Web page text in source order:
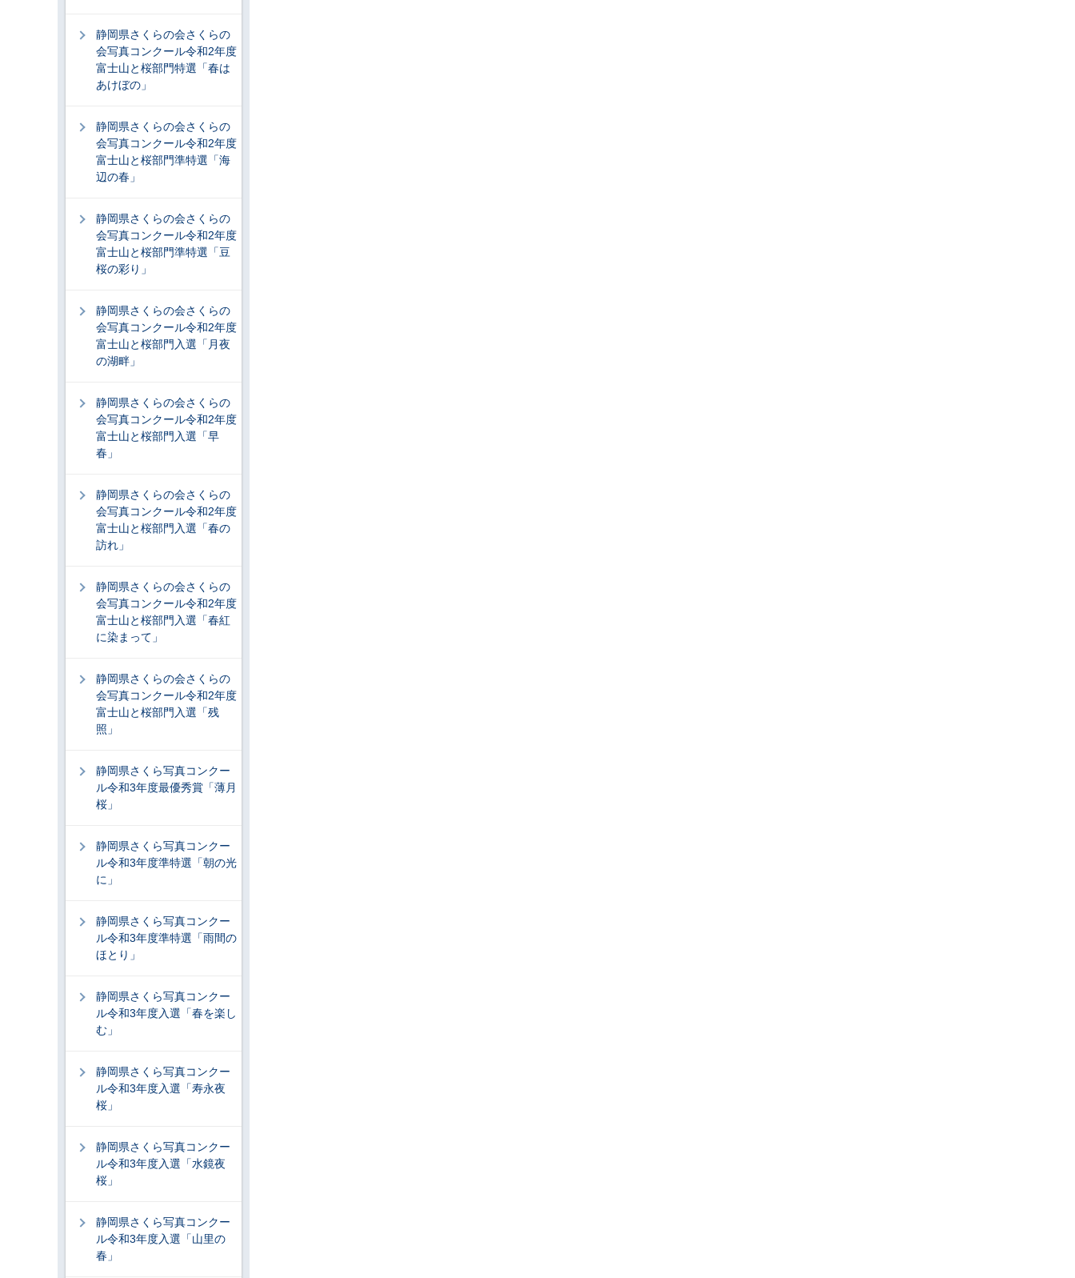
静岡県さくらの会さくらの
会写真コンクール令和2年度
富士山と桜部門特選「春は
あけぼの」
静岡県さくらの会さくらの
会写真コンクール令和2年度
富士山と桜部門準特選「海
辺の春」
静岡県さくらの会さくらの
会写真コンクール令和2年度
富士山と桜部門準特選「豆
桜の彩り」
静岡県さくらの会さくらの
会写真コンクール令和2年度
富士山と桜部門入選「月夜
の湖畔」
静岡県さくらの会さくらの
会写真コンクール令和2年度
富士山と桜部門入選「早
春」
静岡県さくらの会さくらの
会写真コンクール令和2年度
富士山と桜部門入選「春の
訪れ」
静岡県さくらの会さくらの
会写真コンクール令和2年度
富士山と桜部門入選「春紅
に染まって」
静岡県さくらの会さくらの
会写真コンクール令和2年度
富士山と桜部門入選「残
照」
静岡県さくら写真コンクー
ル令和3年度最優秀賞「薄月
桜」
静岡県さくら写真コンクー
ル令和3年度準特選「朝の光
に」
静岡県さくら写真コンクー
ル令和3年度準特選「雨間の
ほとり」
静岡県さくら写真コンクー
ル令和3年度入選「春を楽し
む」
静岡県さくら写真コンクー
ル令和3年度入選「寿永夜
桜」
静岡県さくら写真コンクー
ル令和3年度入選「水鏡夜
桜」
静岡県さくら写真コンクー
ル令和3年度入選「山里の
春」